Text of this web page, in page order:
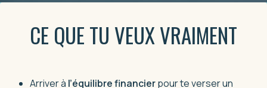
CE QUE TU VEUX VRAIMENT
Arriver à l’équilibre financierpour te verser un